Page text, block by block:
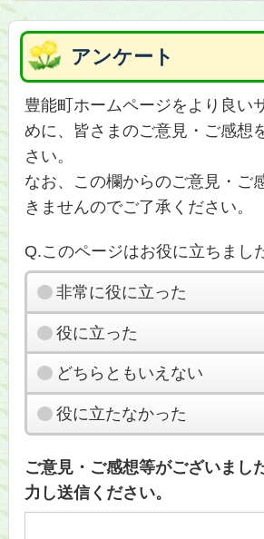
アンケート
豊能町ホームページをより良い
めに、皆さまのご意見・ご感想
さい。
なお、この欄からのご意見・ご
きませんのでご了承ください。
Q.このページはお役に立ちまし
非常に役に立った
役に立った
どちらともいえない
役に立たなかった
ご意見・ご感想等がございまし
力し送信ください。